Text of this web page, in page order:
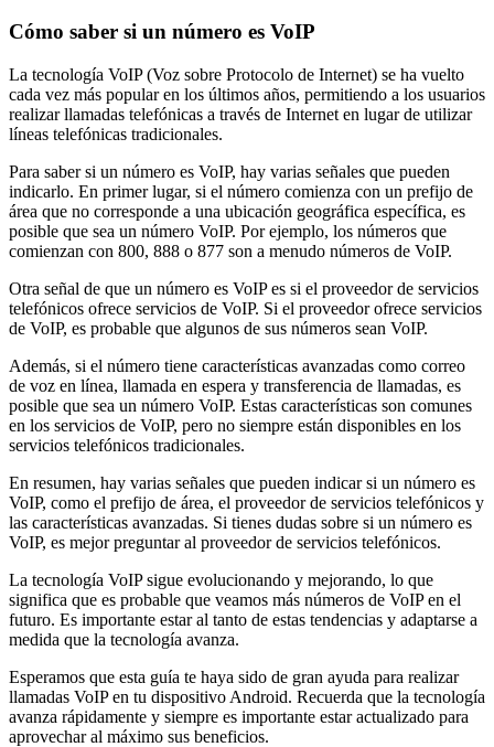
Cómo saber si un número es VoIP
La tecnología VoIP (Voz sobre Protocolo de Internet) se ha vuelto
cada vez más popular en los últimos años, permitiendo a los usuarios
realizar llamadas telefónicas a través de Internet en lugar de utilizar
líneas telefónicas tradicionales.
Para saber si un número es VoIP, hay varias señales que pueden
indicarlo. En primer lugar, si el número comienza con un prefijo de
área que no corresponde a una ubicación geográfica específica, es
posible que sea un número VoIP. Por ejemplo, los números que
comienzan con 800, 888 o 877 son a menudo números de VoIP.
Otra señal de que un número es VoIP es si el proveedor de servicios
telefónicos ofrece servicios de VoIP. Si el proveedor ofrece servicios
de VoIP, es probable que algunos de sus números sean VoIP.
Además, si el número tiene características avanzadas como correo
de voz en línea, llamada en espera y transferencia de llamadas, es
posible que sea un número VoIP. Estas características son comunes
en los servicios de VoIP, pero no siempre están disponibles en los
servicios telefónicos tradicionales.
En resumen, hay varias señales que pueden indicar si un número es
VoIP, como el prefijo de área, el proveedor de servicios telefónicos y
las características avanzadas. Si tienes dudas sobre si un número es
VoIP, es mejor preguntar al proveedor de servicios telefónicos.
La tecnología VoIP sigue evolucionando y mejorando, lo que
significa que es probable que veamos más números de VoIP en el
futuro. Es importante estar al tanto de estas tendencias y adaptarse a
medida que la tecnología avanza.
Esperamos que esta guía te haya sido de gran ayuda para realizar
llamadas VoIP en tu dispositivo Android. Recuerda que la tecnología
avanza rápidamente y siempre es importante estar actualizado para
aprovechar al máximo sus beneficios.